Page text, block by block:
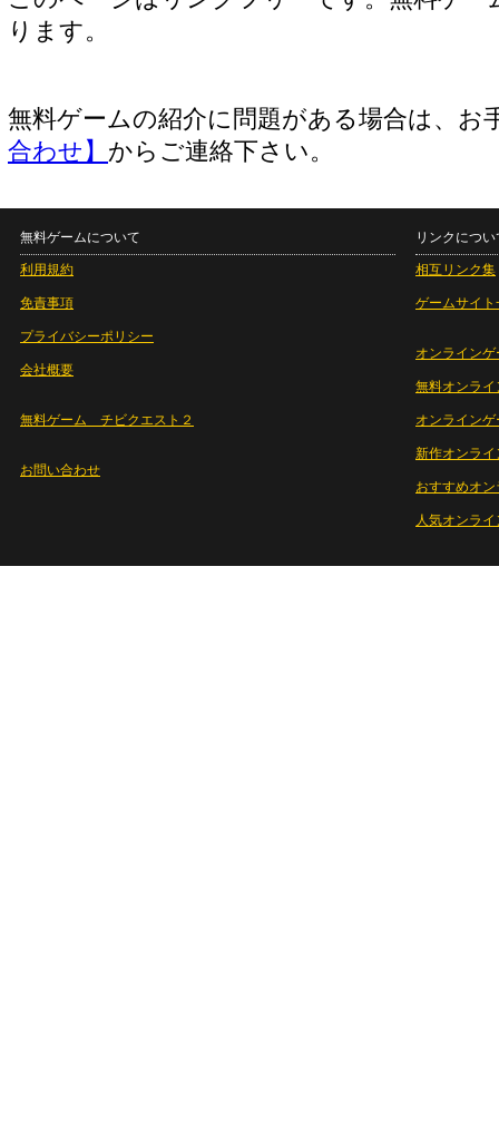
ります。
無料ゲームの紹介に問題がある場合は、お
合わせ】 からご連絡下さい。
無料ゲームについて
利用規約
免責事項
プライバシーポリシー
会社概要
無料ゲーム チビクエスト２
お問い合わせ
リンクについ
相互リンク集
ゲームサイト
オンラインゲ
無料オンライ
オンライン
新作オンライ
おすすめオ
人気オンラ